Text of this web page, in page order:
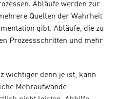
Abläufe werden zur
Quellen der Wahrheit
gibt. Abläufe, die zu
Prozessschritten und mehr
wichtiger denn je ist, kann
Mehraufwände